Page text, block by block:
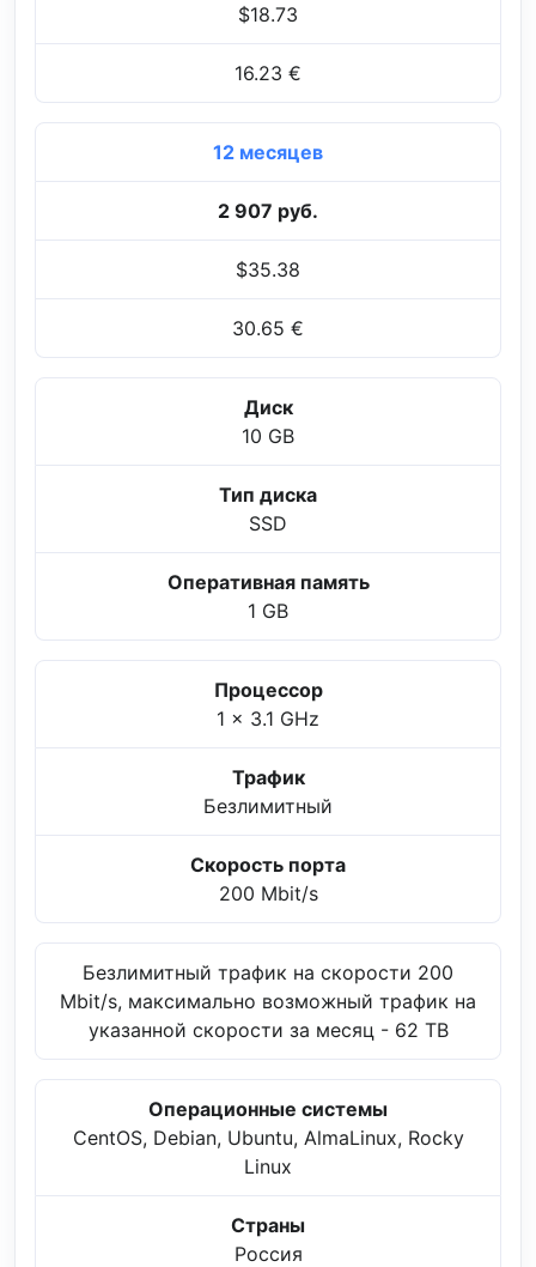
$18.73
16.23 €
12 месяцев
2 907 руб.
$35.38
30.65 €
Диск
10 GB
Тип диска
SSD
Оперативная память
1 GB
Процессор
1 x 3.1 GHz
Трафик
Безлимитный
Скорость порта
200 Mbit/s
Безлимитный трафик на скорости 200
Mbit/s, максимально возможный трафик на
указанной скорости за месяц - 62 TB
Операционные системы
CentOS, Debian, Ubuntu, AlmaLinux, Rocky
Linux
Страны
Россия